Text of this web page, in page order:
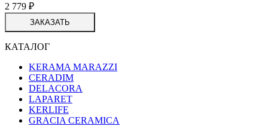
2 779 ₽
ЗАКАЗАТЬ
КАТАЛОГ
KERAMA MARAZZI
CERADIM
DELACORA
LAPARET
KERLIFE
GRACIA CERAMICA